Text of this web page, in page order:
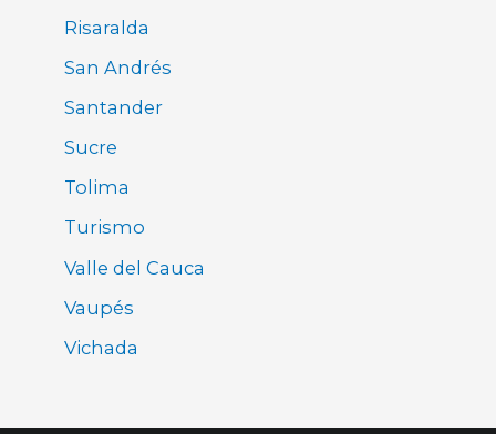
Risaralda
San Andrés
Santander
Sucre
Tolima
Turismo
Valle del Cauca
Vaupés
Vichada